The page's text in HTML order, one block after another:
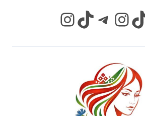
InstagramTikTok Telegram InstagramTikTok